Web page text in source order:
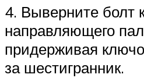
4. Выверните болт
направляющего
придерживая
за шестигранник.